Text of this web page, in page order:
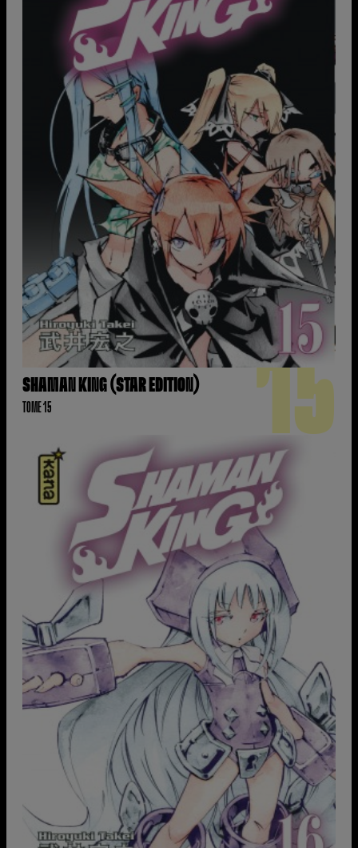
SHAMAN KING (STAR EDITION)
TOME 15 15